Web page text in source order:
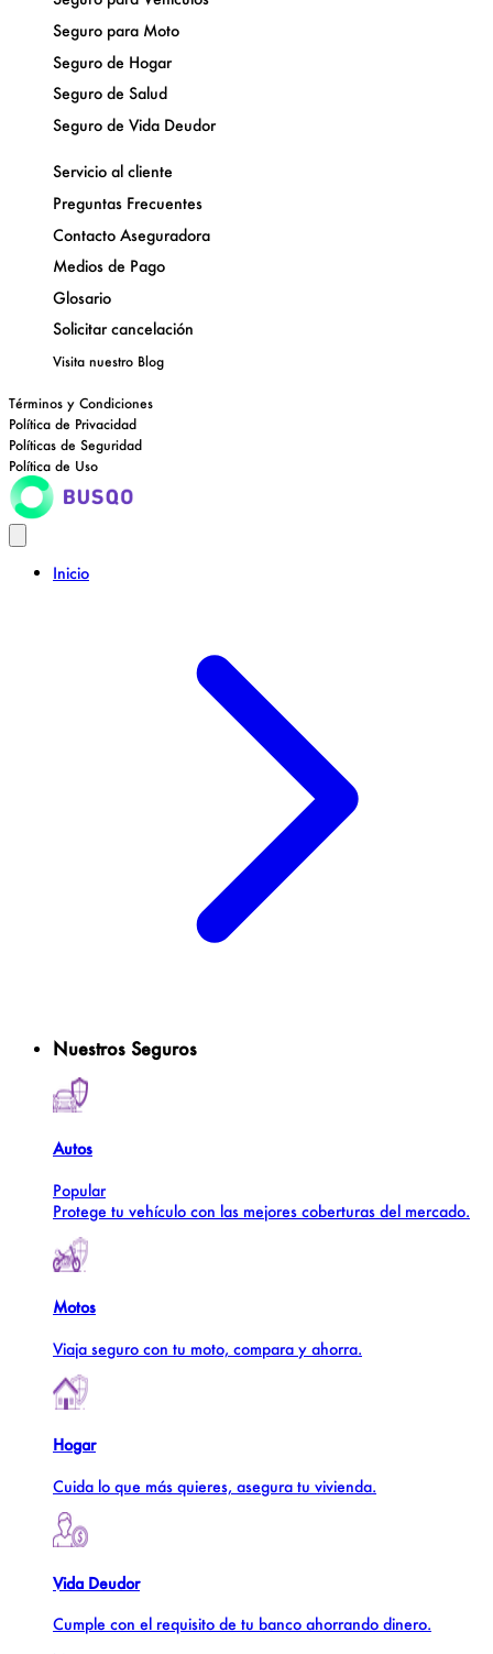
Seguro para Moto
Seguro de Hogar
Seguro de Salud
Seguro de Vida Deudor
Servicio al cliente
Preguntas Frecuentes
Contacto Aseguradora
Medios de Pago
Glosario
Solicitar cancelación
Visita nuestro Blog
Términos y Condiciones
Política de Privacidad
Políticas de Seguridad
Política de Uso
Inicio
Nuestros Seguros
Autos
Popular
Protege tu vehículo con las mejores coberturas del mercado.
Motos
Viaja seguro con tu moto, compara y ahorra.
Hogar
Cuida lo que más quieres, asegura tu vivienda.
Vida Deudor
Cumple con el requisito de tu banco ahorrando dinero.